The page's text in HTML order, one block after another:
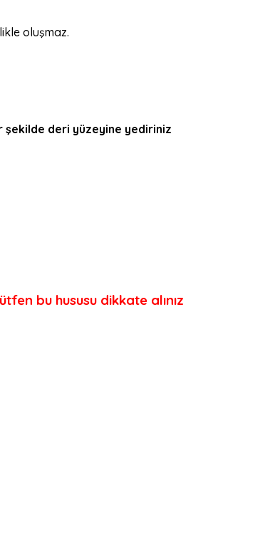
oluşmaz.
şekilde deri yüzeyine yediriniz
bu hususu dikkate alınız